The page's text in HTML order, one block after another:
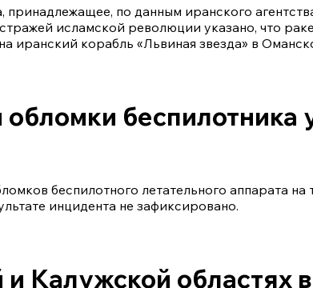
принадлежащее, по данным иранского
исламской революции указано, что
иранский корабль «Львиная звезда» в
беспилотника
беспилотного летательного аппарата
инцидента не зафиксировано.
Калужской областях